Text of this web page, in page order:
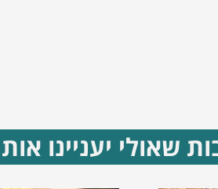
שאולי יעניינו